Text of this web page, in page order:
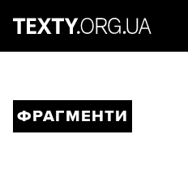
ФРАГМЕНТИ